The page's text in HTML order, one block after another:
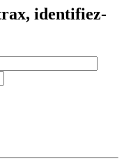
identifiez-